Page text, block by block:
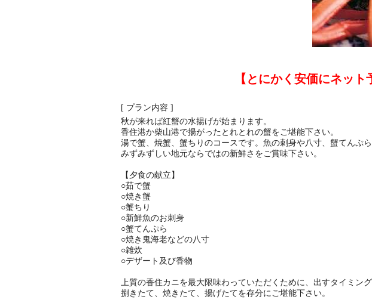
【とにかく安価にネッ
[ プラン内容 ]
秋が来れば紅蟹の水揚げが始まります。
香住港か柴山港で揚がったとれとれの蟹をご堪能下さい。
湯で蟹、焼蟹、蟹ちりのコースです。魚の刺身や八寸、蟹てんぷら
みずみずしい地元ならではの新鮮さをご賞味下さい。
【夕食の献立】
○茹で蟹
○焼き蟹
○蟹ちり
○新鮮魚のお刺身
○蟹てんぷら
○焼き鬼海老などの八寸
○雑炊
○デザート及び香物
上質の香住カニを最大限味わっていただくために、出すタイミング
捌きたて、焼きたて、揚げたてを存分にご堪能下さい。